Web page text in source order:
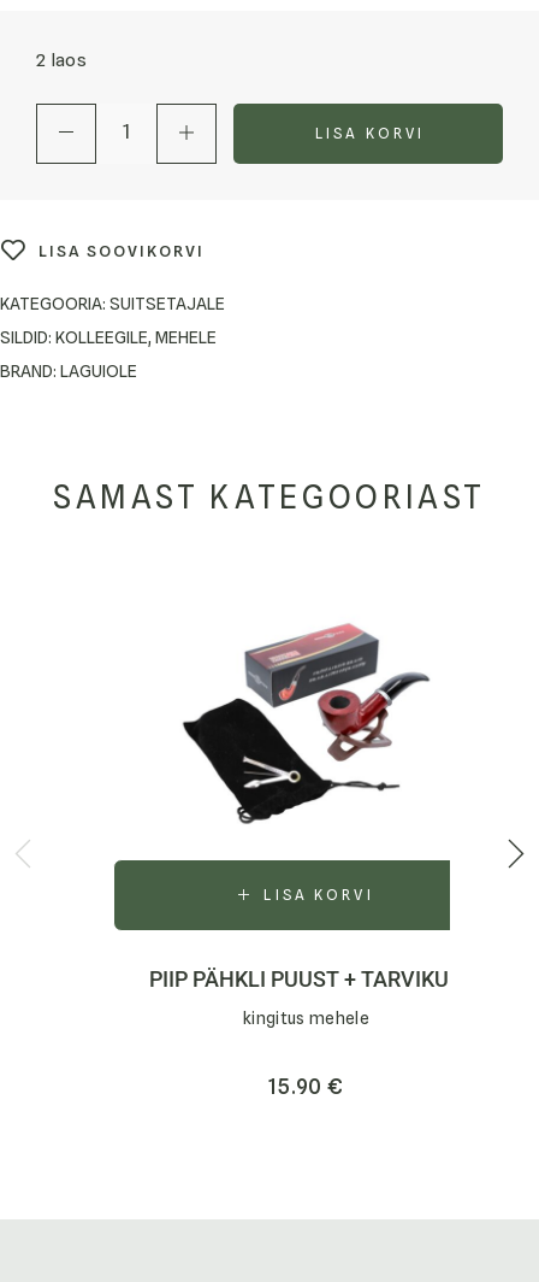
2 laos
LISA KORVI
LISA SOOVIKORVI
KATEGOORIA: SUITSETAJALE
SILDID: KOLLEEGILE, MEHELE
BRAND: LAGUIOLE
SAMAST KATEGOORIAST
LISA KORVI
PIIP PÄHKLI PUUST + TARVIKUD
kingitus mehele
15.90 €